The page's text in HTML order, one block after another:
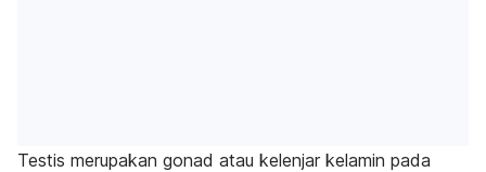
Testis merupakan gonad atau kelenjar kelamin pada